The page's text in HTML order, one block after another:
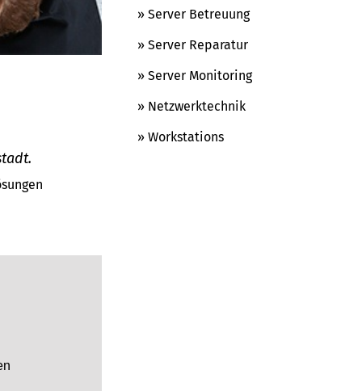
» Server Betreuung
» Server Reparatur
» Server Monitoring
» Netzwerktechnik
» Workstations